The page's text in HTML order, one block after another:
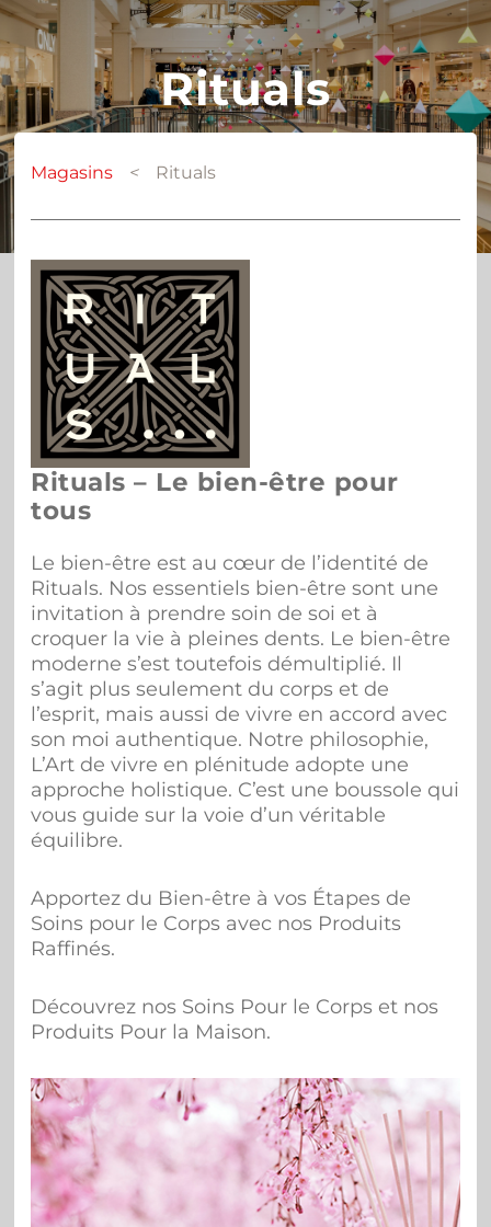
Rituals
Magasins < Rituals
Rituals – Le bien-être pour
tous
Le bien-être est au cœur de l’identité de
Rituals. Nos essentiels bien-être sont une
invitation à prendre soin de soi et à
croquer la vie à pleines dents. Le bien-être
moderne s’est toutefois démultiplié. Il
s’agit plus seulement du corps et de
l’esprit, mais aussi de vivre en accord avec
son moi authentique. Notre philosophie,
L’Art de vivre en plénitude adopte une
approche holistique. C’est une boussole qui
vous guide sur la voie d’un véritable
équilibre.
Apportez du Bien-être à vos Étapes de
Soins pour le Corps avec nos Produits
Raffinés.
Découvrez nos Soins Pour le Corps et nos
Produits Pour la Maison.